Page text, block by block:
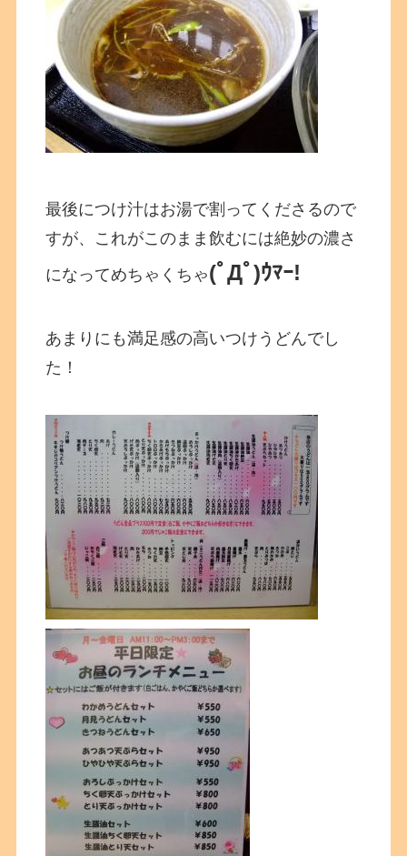
最後につけ汁はお湯で割ってくださるので
すが、これがこのまま飲むには絶妙の濃さ
になってめちゃくちゃ(ﾟДﾟ)ｳﾏｰ!
あまりにも満足感の高いつけうどんでし
た！